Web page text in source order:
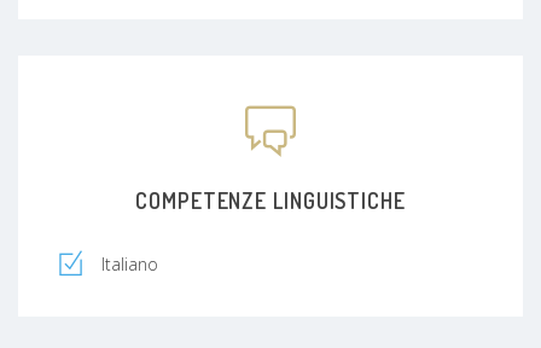
COMPETENZE LINGUISTICHE
Italiano